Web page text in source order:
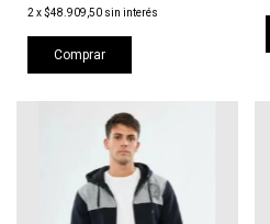
2x$48.909,50 sin interés
Comprar